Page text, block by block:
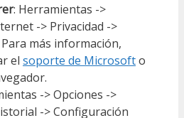
: Herramientas ->
-> Privacidad ->
más información,
el soporte de Microsofto
-> Opciones ->
-> Configuración